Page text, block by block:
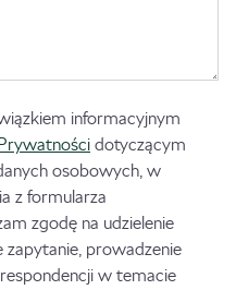
informacyjnym
dotyczącym
osobowych, w
z formularza
zgodę na udzielenie
zapytanie, prowadzenie
w temacie